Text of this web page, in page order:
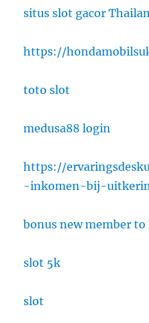
situs slot gacor
https://
toto slot
medusa88 login
https://
-inkomen-bij-
bonus new member to
slot 5k
slot